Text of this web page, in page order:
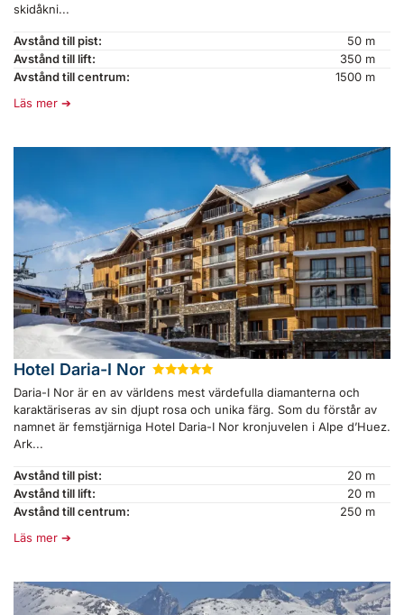
skidåkni...
Avstånd till pist:
50 m
Avstånd till lift:
350 m
Avstånd till centrum:
1500 m
Läs mer
Hotel Daria-I Nor ★★★★
Daria-I Nor är en av världens mest värdefulla diamanterna och
karaktäriseras av sin djupt rosa och unika färg. Som du förstår av
namnet är femstjärniga Hotel Daria-I Nor kronjuvelen i Alpe d’Huez.
Ark...
Avstånd till pist:
20 m
Avstånd till lift:
20 m
Avstånd till centrum:
250 m
Läs mer